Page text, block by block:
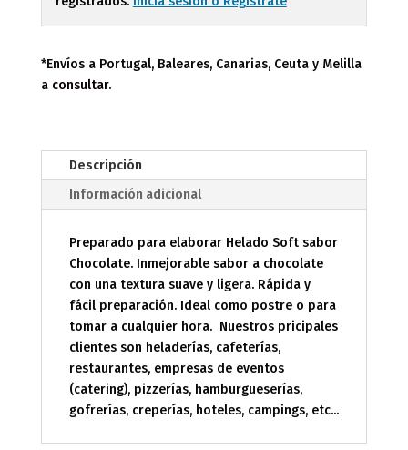
*Envíos a Portugal, Baleares, Canarias, Ceuta y Melilla
a consultar.
Descripción
Información adicional
Preparado para elaborar Helado Soft sabor
Chocolate. Inmejorable sabor a chocolate
con una textura suave y ligera. Rápida y
fácil preparación. Ideal como postre o para
tomar a cualquier hora. Nuestros pricipales
clientes son heladerías, cafeterías,
restaurantes, empresas de eventos
(catering), pizzerías, hamburgueserías,
gofrerías, creperías, hoteles, campings, etc...